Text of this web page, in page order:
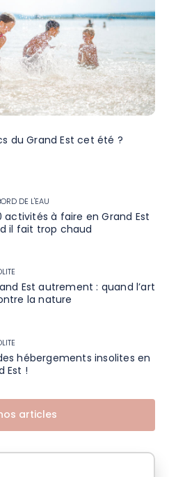
du Grand Est cet été ?
DE L'EAU
activités à faire en Grand Est
il fait trop chaud
Est autrement : quand l’art
la nature
hébergements insolites en
Est !
articles